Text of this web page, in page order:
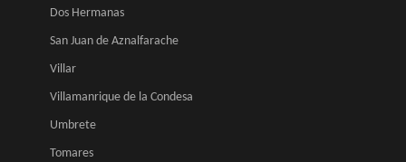
Dos Hermanas
San Juan de Aznalfarache
Villar
Villamanrique de la Condesa
Umbrete
Tomares